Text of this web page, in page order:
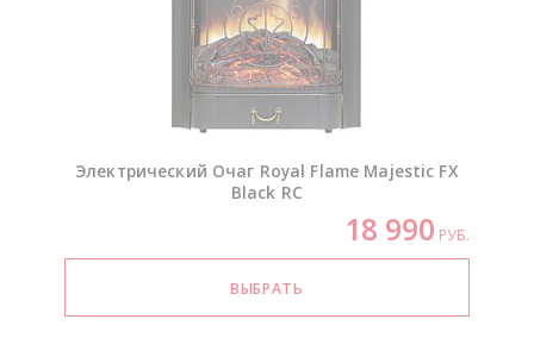
Электрический Очаг Royal Flame Majestic FX
Black RC
18 990 РУБ.